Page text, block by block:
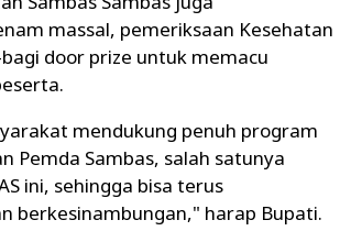
massal, pemeriksaan Kesehatan
door prize untuk memacu
mendukung penuh program
Pemda Sambas, salah satunya
ini, sehingga bisa terus
berkesinambungan," harap Bupati.